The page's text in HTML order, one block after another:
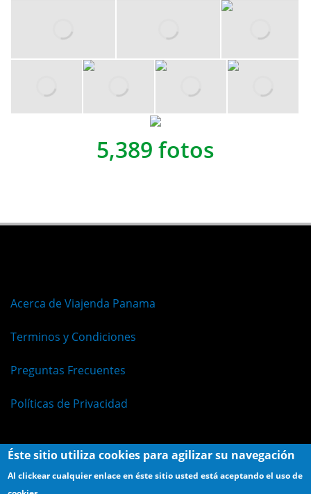
5,389 fotos
Acerca de Viajenda Panama
Terminos y Condiciones
Preguntas Frecuentes
Políticas de Privacidad
Éste sitio utiliza cookies para agilizar su navegación
Al clickear cualquier enlace en éste sitio usted está aceptando el uso de